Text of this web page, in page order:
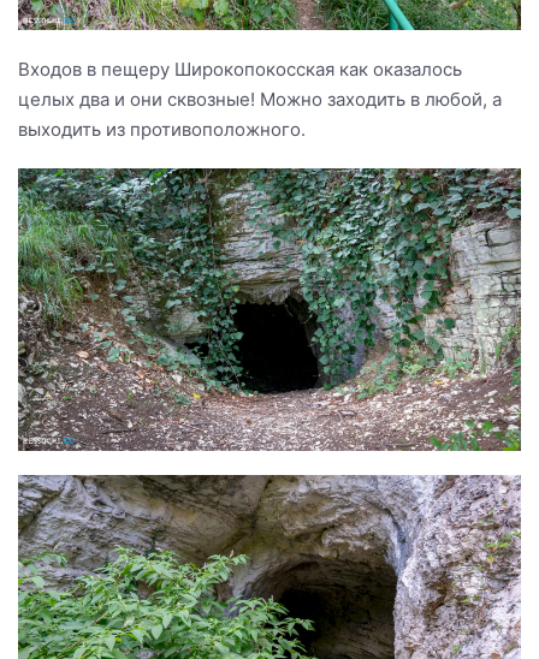
Входов в пещеру Широкопокосская как оказалось
целых два и они сквозные! Можно заходить в любой, а
выходить из противоположного.